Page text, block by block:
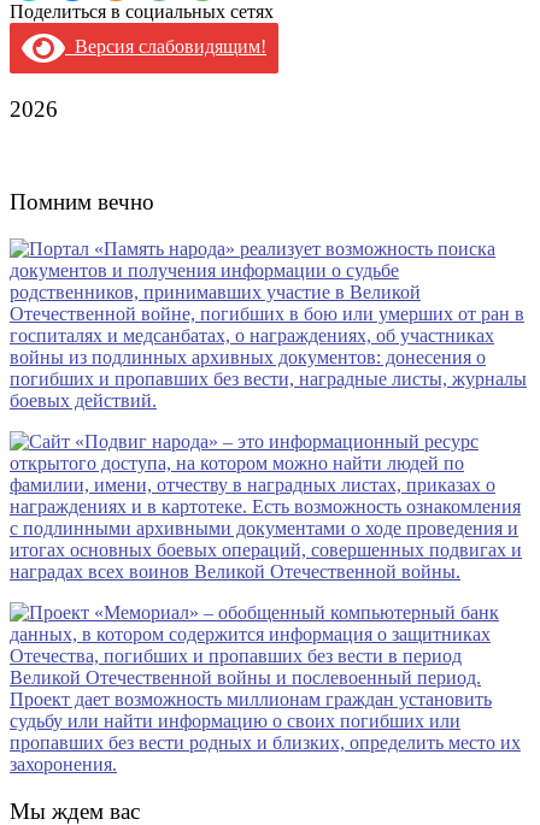
Поделиться в социальных сетях
Версия слабовидящим!
2026
Помним вечно
Мы ждем вас